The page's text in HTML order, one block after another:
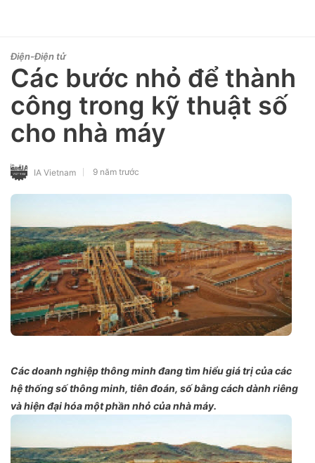
Điện-Điện tử
Các bước nhỏ để thành
công trong kỹ thuật số
cho nhà máy
IA Vietnam 9 năm trước
Các doanh nghiệp thông minh đang tìm hiểu giá trị của các
hệ thống số thông minh, tiên đoán, số bằng cách dành riêng
và hiện đại hóa một phần nhỏ của nhà máy.